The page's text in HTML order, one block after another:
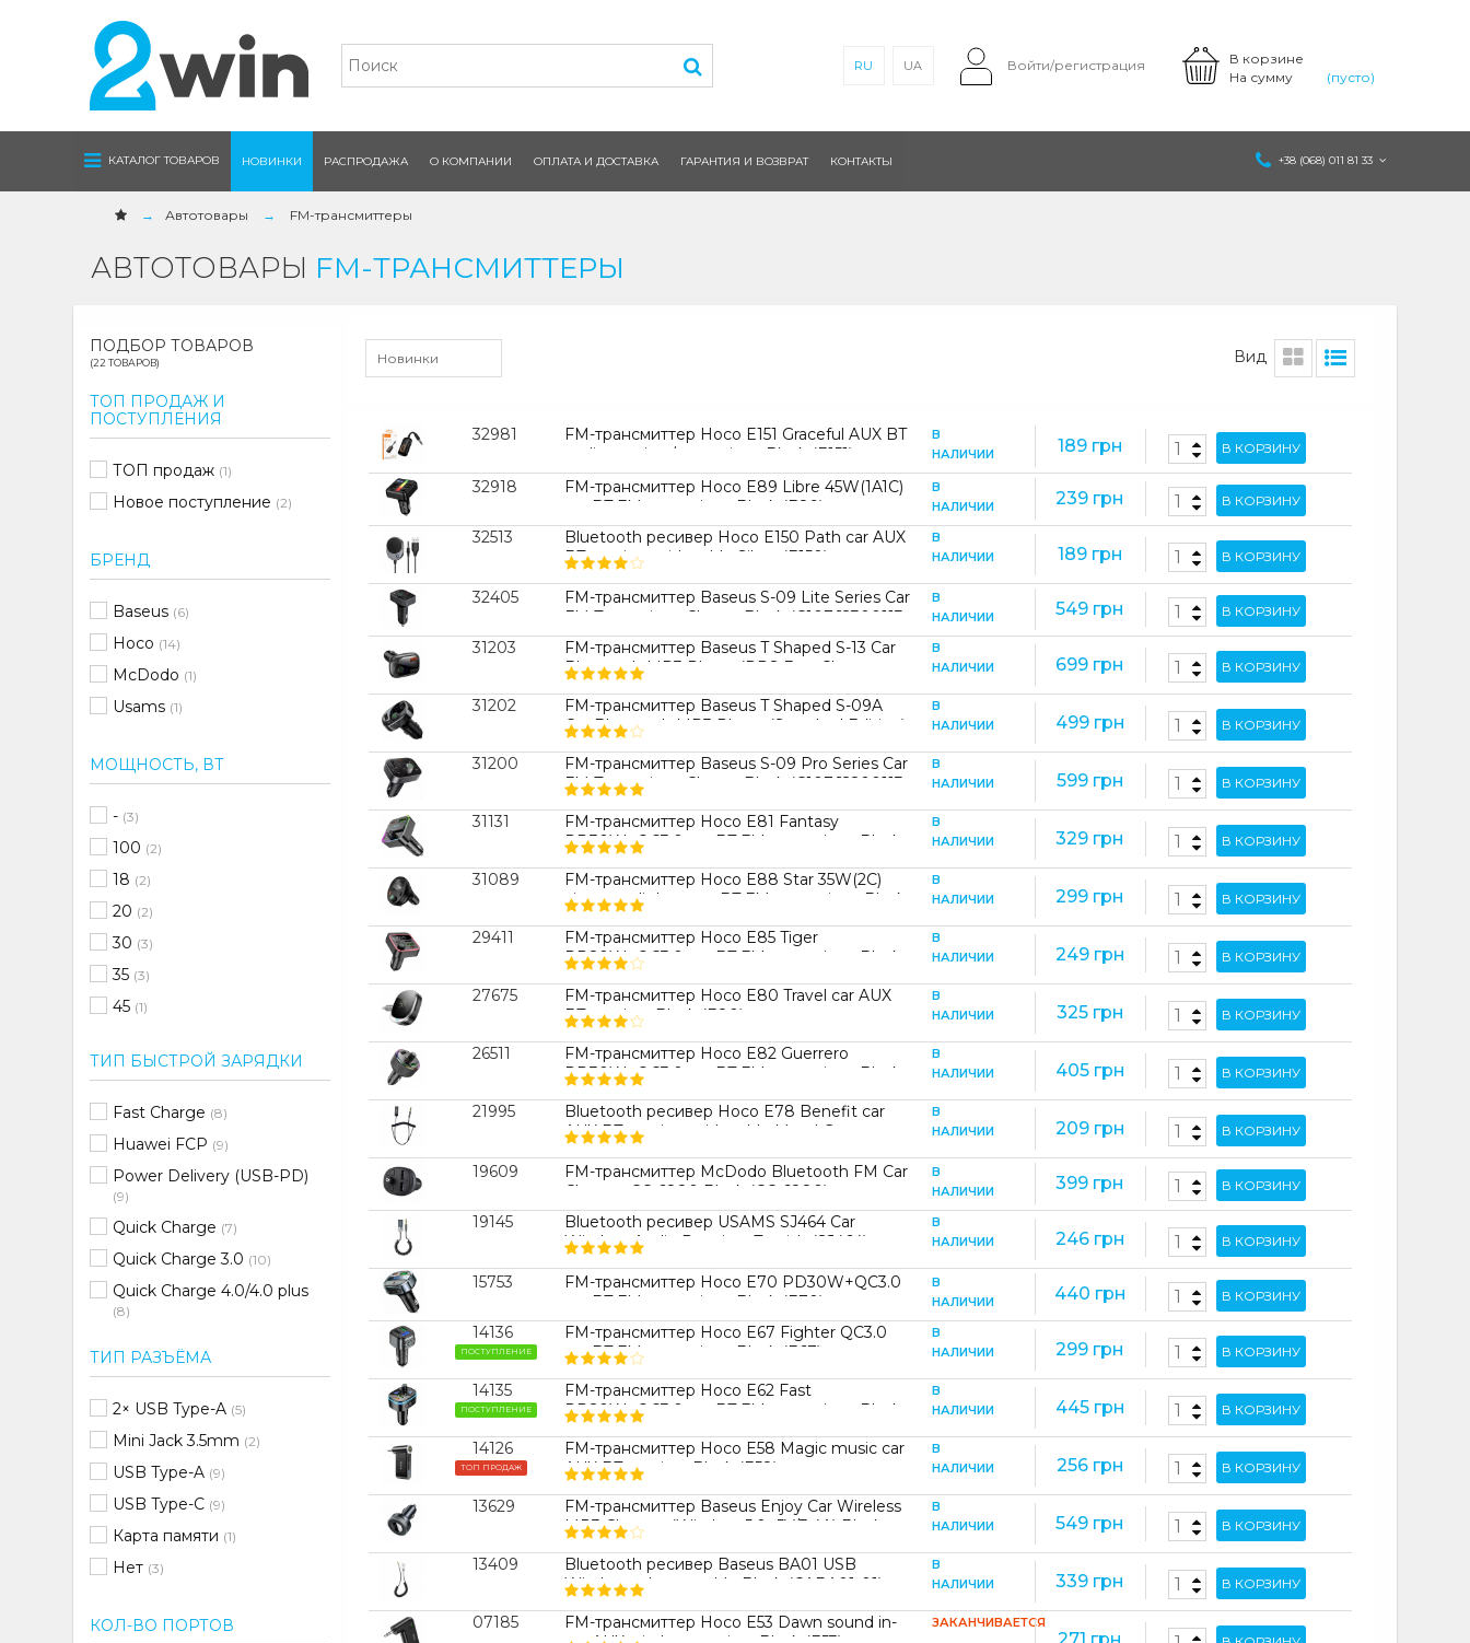
В корзине
На сумму
(пусто)
RU UA Войти/регистрация
КАТАЛОГ ТОВАРОВ НОВИНКИ РАСПРОДАЖА О КОМПАНИИ ОПЛАТА И ДОСТАВКА ГАРАНТИЯ И ВОЗВРАТ КОНТАКТЫ +38 (068) 011 81 33
Автотовары FM-трансмиттеры
АВТОТОВАРЫ FM-ТРАНСМИТТЕРЫ
ПОДБОР ТОВАРОВ
(22 ТОВАРОВ)
ТОП ПРОДАЖ И
ПОСТУПЛЕНИЯ
ТОП продаж (1)
Новое поступление (2)
БРЕНД
Baseus (6)
Hoco (14)
McDodo (1)
Usams (1)
МОЩНОСТЬ, ВТ
- (3)
100 (2)
18 (2)
20 (2)
30 (3)
35 (3)
45 (1)
ТИП БЫСТРОЙ ЗАРЯДКИ
Fast Charge (8)
Huawei FCP (9)
Power Delivery (USB-PD)
(9)
Quick Charge (7)
Quick Charge 3.0 (10)
Quick Charge 4.0/4.0 plus
(8)
Charging(1)
ТИП РАЗЪЁМА
2× USB Type-A (5)
Mini Jack 3.5mm (2)
USB Type-A (9)
USB Type-C (9)
Карта памяти (1)
Нет (3)
КОЛ-ВО ПОРТОВ
Вид
Новинки
32981
FM-трансмиттер Hoco E151 Graceful AUX BT
audio receiver/transmitter Black (E151)
В
НАЛИЧИИ
189 грн В КОРЗИНУ
32918
FM-трансмиттер Hoco E89 Libre 45W(1A1C)
car BT FM transmitter Black (E89)
В
НАЛИЧИИ
239 грн В КОРЗИНУ
32513
Bluetooth ресивер Hoco E150 Path car AUX
BT receiver with cable Silver (E150)
В
НАЛИЧИИ
189 грн В КОРЗИНУ
32405
FM-трансмиттер Baseus S-09 Lite Series Car
FM Transmitter Cluster Black (C10762300113-
00)
В
НАЛИЧИИ
549 грн В КОРЗИНУ
31203
FM-трансмиттер Baseus T Shaped S-13 Car
Bluetooth MP3 Player (PPS Fast Charger
Edition) Black (CCMT000101)
В
НАЛИЧИИ
699 грн В КОРЗИНУ
31202
FM-трансмиттер Baseus T Shaped S-09A
Car Bluetooth MP3 Player (Standard Edition)
Black (CCMT000001)
В
НАЛИЧИИ
499 грн В КОРЗИНУ
31200
FM-трансмиттер Baseus S-09 Pro Series Car
FM Transmitter Cluster Black (C10762200113-
00)
В
НАЛИЧИИ
599 грн В КОРЗИНУ
31131
FM-трансмиттер Hoco E81 Fantasy
PD30W+QC3.0 car BT FM transmitter Black
(E81)
В
НАЛИЧИИ
329 грн В КОРЗИНУ
31089
FM-трансмиттер Hoco E88 Star 35W(2C)
cigarette lighter car BT FM transmitter Black
(E88)
В
НАЛИЧИИ
299 грн В КОРЗИНУ
29411
FM-трансмиттер Hoco E85 Tiger
PD20W+QC3.0 car BT FM transmitter Black
(E85)
В
НАЛИЧИИ
249 грн В КОРЗИНУ
27675
FM-трансмиттер Hoco E80 Travel car AUX
BT receiver Black (E80)
В
НАЛИЧИИ
325 грн В КОРЗИНУ
26511
FM-трансмиттер Hoco E82 Guerrero
PD30W+QC3.0 car BT FM transmitter Black
(E82)
В
НАЛИЧИИ
405 грн В КОРЗИНУ
21995
Bluetooth ресивер Hoco E78 Benefit car
AUX BT receiver with cable Metal Gray
В
НАЛИЧИИ
209 грн В КОРЗИНУ
19609
FM-трансмиттер McDodo Bluetooth FM Car
Charger CC-6880 Black (CC-6880)
В
НАЛИЧИИ
399 грн В КОРЗИНУ
19145
Bluetooth ресивер USAMS SJ464 Car
Wireless Audio Receiver Tarnish (SJ464)
В
НАЛИЧИИ
246 грн В КОРЗИНУ
15753
FM-трансмиттер Hoco E70 PD30W+QC3.0
car BT FM transmitter Black (E70)
В
НАЛИЧИИ
440 грн В КОРЗИНУ
14136
FM-трансмиттер Hoco E67 Fighter QC3.0
car BT FM transmitter Black (E67)
ПОСТУПЛЕНИЕ
В
НАЛИЧИИ
299 грн В КОРЗИНУ
14135
FM-трансмиттер Hoco E62 Fast
PD20W+QC3.0 car BT FM transmitter Black
(E62)
ПОСТУПЛЕНИЕ
В
НАЛИЧИИ
445 грн В КОРЗИНУ
14126
FM-трансмиттер Hoco E58 Magic music car
AUX BT receiver Black (E58)
ТОП ПРОДАЖ
В
НАЛИЧИИ
256 грн В КОРЗИНУ
13629
FM-трансмиттер Baseus Enjoy Car Wireless
MP3 Charger (Wireless 5.0+5V/3.4A) Black
(CCLH-01) (CCLH-01)
В
НАЛИЧИИ
549 грн В КОРЗИНУ
13409
Bluetooth ресивер Baseus BA01 USB
Wireless adapter cable Black (CABA01-01)
(CABA01-01)
В
НАЛИЧИИ
339 грн В КОРЗИНУ
07185
FM-трансмиттер Hoco E53 Dawn sound in-
ЗАКАНЧИВАЕТСЯ